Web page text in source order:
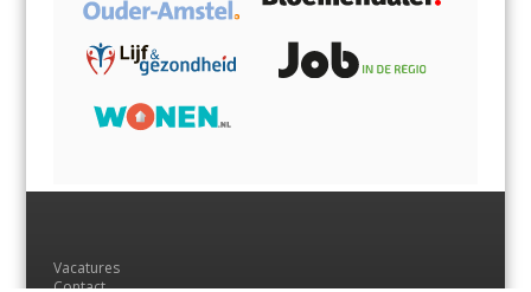
Vacatures
Contact